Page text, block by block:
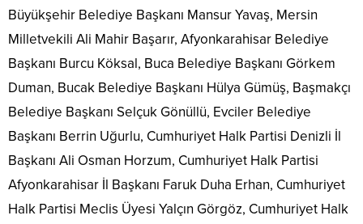
Büyükşehir Belediye Başkanı Mansur Yavaş, Mersin
Milletvekili Ali Mahir Başarır, Afyonkarahisar Belediye
Başkanı Burcu Köksal, Buca Belediye Başkanı Görkem
Duman, Bucak Belediye Başkanı Hülya Gümüş, Başmakçı
Belediye Başkanı Selçuk Gönüllü, Evciler Belediye
Başkanı Berrin Uğurlu, Cumhuriyet Halk Partisi Denizli İl
Başkanı Ali Osman Horzum, Cumhuriyet Halk Partisi
Afyonkarahisar İl Başkanı Faruk Duha Erhan, Cumhuriyet
Halk Partisi Meclis Üyesi Yalçın Görgöz, Cumhuriyet Halk